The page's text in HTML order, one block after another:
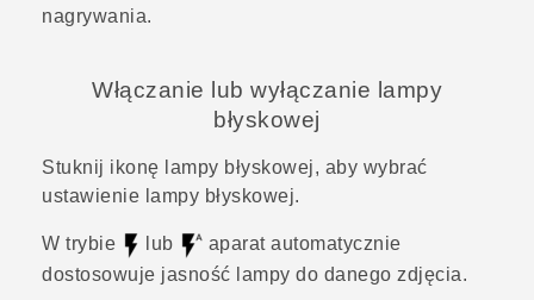
nagrywania.
Włączanie lub wyłączanie lampy
błyskowej
Stuknij ikonę lampy błyskowej, aby wybrać
ustawienie lampy błyskowej.
W trybie lub
aparat automatycznie
dostosowuje jasność lampy do danego zdjęcia.